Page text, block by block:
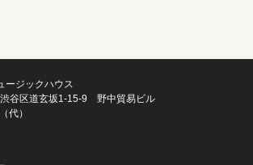
ージックハウス
谷区道玄坂1-15-9 野中貿易ビル
代）